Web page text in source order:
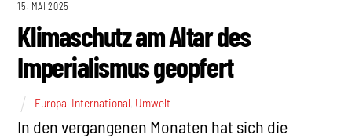
15. MAI 2025
Klimaschutz am Altar des
Imperialismus geopfert
Europa International Umwelt
In den vergangenen Monaten hat sich die